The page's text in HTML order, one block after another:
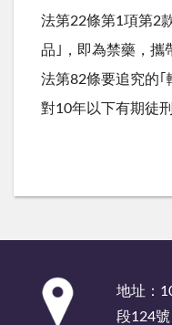
法第22條第1項第2
品｣，即為禁藥，攜
法第82條要追究的｢
對10年以下有期徒刑
地址：
段124號